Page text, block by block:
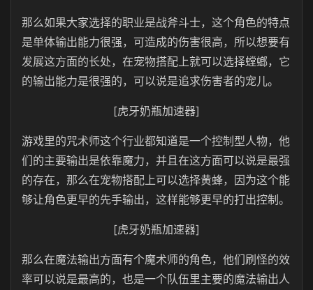
那么如果大家选择的职业是战斧斗士，这个角色的特点
是单体输出能力很强，可造成的伤害很高，所以想要有
发展这方面的长处，在宠物搭配上就可以选择螳螂，它
的输出能力是很强的，可以说是追求伤害者的宠儿。
[虎牙奶瓶加速器]
游戏里的咒术师这个行业都知道是一个控制型人物，他
们的主要输出是依靠魔力，并且在这方面可以说是最强
的存在，那么在宠物搭配上可以选择黄蜂，因为这个能
够让角色更早的先手输出，这样能够更早的打出控制。
[虎牙奶瓶加速器]
那么在魔法输出方面有个魔术师的角色，他们刷怪的效
率可以说是最高的，也是一个队伍里主要的魔法输出人